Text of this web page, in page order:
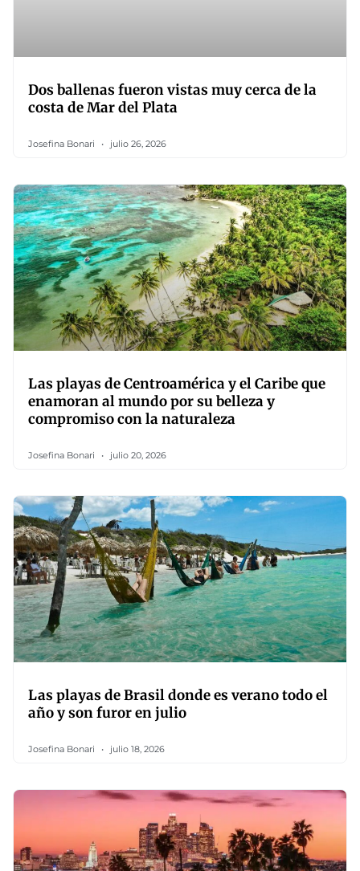
Dos ballenas fueron vistas muy cerca de la
costa de Mar del Plata
Josefina Bonari julio 26, 2026
Las playas de Centroamérica y el Caribe que
enamoran al mundo por su belleza y
compromiso con la naturaleza
Josefina Bonari julio 20, 2026
Las playas de Brasil donde es verano todo el
año y son furor en julio
Josefina Bonari julio 18, 2026